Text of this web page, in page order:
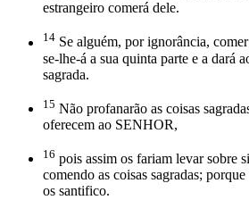
estrangeiro comerá dele.
14 Se alguém, por ignorância,
se-lhe-á a sua quinta parte e a dará
sagrada.
15 Não profanarão as coisas
oferecem ao SENHOR,
16 pois assim os fariam levar sobre
comendo as coisas sagradas;
os santifico.